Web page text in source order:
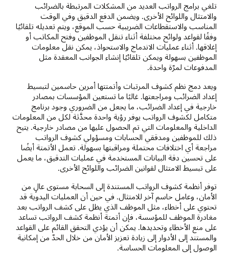
تلغي برامج الرواتب العديد من المشكلات المرتبطة بالضرائب
والامتثال واللوائح الأخرى. ويضمن الدفع الدقيق وفي الوقت
المناسب والاستقطاعات الضريبية حسب الموقع، ويتم تعديله تلقائيًا
وفقًا لقواعد ولوائح مختلفة أثناء تنقل الموظفين وفتح المكاتب أو
إغلاقها. أثناء عمليات الاندماج والاستحواذ، يمكن نقل معلومات
الموظفين بسهولة ويمكن تلقائيًا إنشاء الجوانب المعقدة مثل
المدفوعات لمرّة واحدة.
ويعد دمج نظم كشوف المرتبات وأتمتتها أمرين حاسمين لتبسيط
إعداد الضرائب ومراجعتها. غالبًا ما تستعين المؤسسات بمصادر
خارجية في إعداد الضرائب، ما يجعل من الضروري وجود برنامج
متكامل لكشوف الرواتب يوفر رؤية واحدة محدَّثة لكل من المعلومات
الداخلية والمعلومات التي تم الحصول عليها من مصادر خارجية. يتيح
ذلك للموظفين ومدققي الحسابات ومسؤولي كشوف الرواتب
مراجعة أي اختلافات محتملة ومراقبتها بسهولة. تعمل الأتمتة أيضًا
على تحسين دقة البيانات المستخدمة في عمليات التدقيق، ما يعمل
على تبسيط الامتثال لقوانين الضرائب واللوائح الأخرى.
توفر أنظمة كشوف الرواتب المستندة إلى السحابة مستوى عالٍ من
الأمان، وعامل حاسم آخر للامتثال. في حين أن العمليات اليدوية قد
تحتوي على أخطاء، مثل الموظف الذي يظل على كشف الرواتب بعد
مغادرة الموظف للمؤسسة، فإن أتمتة أنظمة كشف الرواتب تساعد
على منع الأخطاء وتحديدها. يمكن أن يؤدي التحقق القائم على القواعد
والمستند إلى الأدوار إلى زيادة تعزيز الأمان من خلال الحدّ من إمكانية
الوصول إلى المعلومات الحساسة.